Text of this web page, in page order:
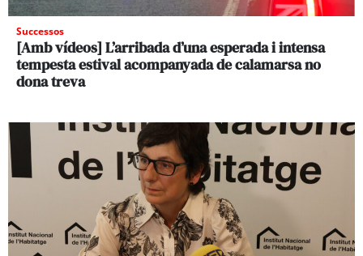
Successos
[Amb vídeos] L’arribada d’una esperada i intensa
tempesta estival acompanyada de calamarsa no
dona treva